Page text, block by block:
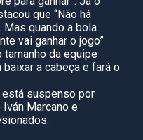
que “Não há
quando a bola
vai ganhar o jogo”
da equipe
a cabeça e fará o
suspenso por
Marcano e